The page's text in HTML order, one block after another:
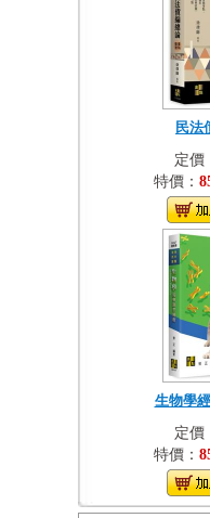
民法
定價
特價：
生物學
定價
特價：